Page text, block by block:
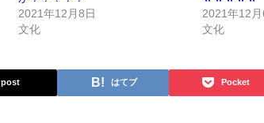
2021年12月8日
文化
2021年12月
文化
post はてブ Pocket